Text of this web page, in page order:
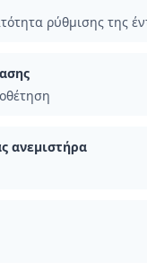
ρύθμισης της
ανεμιστήρα